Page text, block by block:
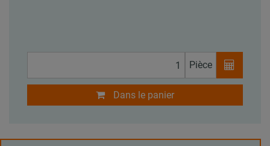
Pièce
Dans le panier